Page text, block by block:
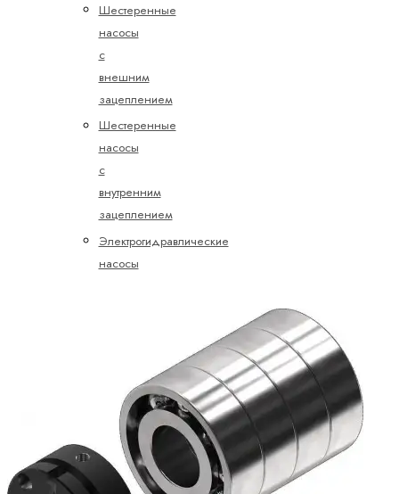
Шестеренные
насосы
с
внешним
зацеплением
Шестеренные
насосы
с
внутренним
зацеплением
Электрогидравлические
насосы
Картриджные
клапаны
Направленные
сервоклапаны
Направляющие